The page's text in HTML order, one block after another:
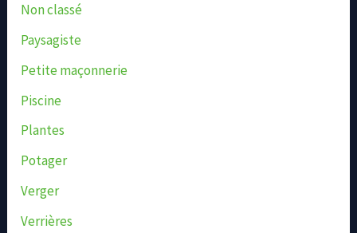
Non classé
Paysagiste
Petite maçonnerie
Piscine
Plantes
Potager
Verger
Verrières